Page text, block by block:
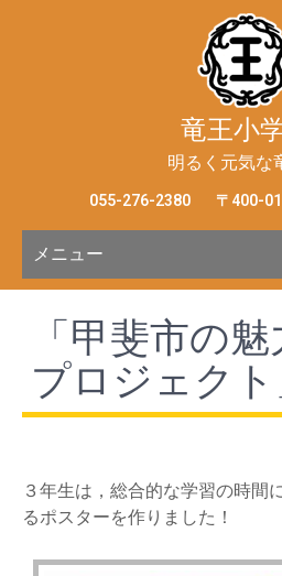
竜王小
明るく元気な
055-276-2380 〒400-
メニュー
「甲斐市の
プロジェクト
３年生は，総合的な学習の時間
るポスターを作りました！